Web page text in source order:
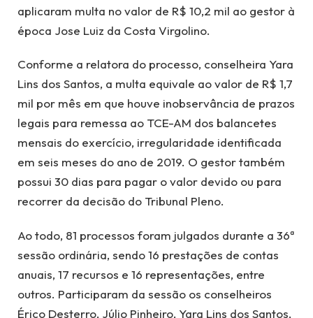
aplicaram multa no valor de R$ 10,2 mil ao gestor à
época Jose Luiz da Costa Virgolino.
Conforme a relatora do processo, conselheira Yara
Lins dos Santos, a multa equivale ao valor de R$ 1,7
mil por mês em que houve inobservância de prazos
legais para remessa ao TCE-AM dos balancetes
mensais do exercício, irregularidade identificada
em seis meses do ano de 2019. O gestor também
possui 30 dias para pagar o valor devido ou para
recorrer da decisão do Tribunal Pleno.
Ao todo, 81 processos foram julgados durante a 36ª
sessão ordinária, sendo 16 prestações de contas
anuais, 17 recursos e 16 representações, entre
outros. Participaram da sessão os conselheiros
Érico Desterro, Júlio Pinheiro, Yara Lins dos Santos,